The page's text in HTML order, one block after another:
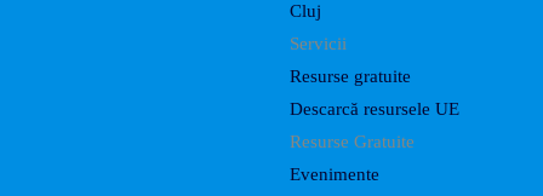
Cluj
Servicii
Resurse gratuite
Descarcă resursele UE
Resurse Gratuite
Evenimente